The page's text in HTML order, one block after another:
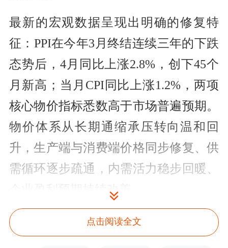
最新的宏观数据呈现出明确的修复特
征：PPI在今年3月终结连续三年的下跌
态势后，4月同比上涨2.8%，创下45个
月新高；当月CPI同比上涨1.2%，两项
核心物价指标悉数高于市场普遍预期。
物价体系从长期通缩承压转向温和回
升，生产端与消费端价格同步修复、供
需循环逐步疏通，内需活力稳步回暖、
企业盈利预期持续改善。
本轮经济摆脱通缩束缚，并非单纯依靠
实体经济的自身修复，实体经济回暖为
点击阅读全文